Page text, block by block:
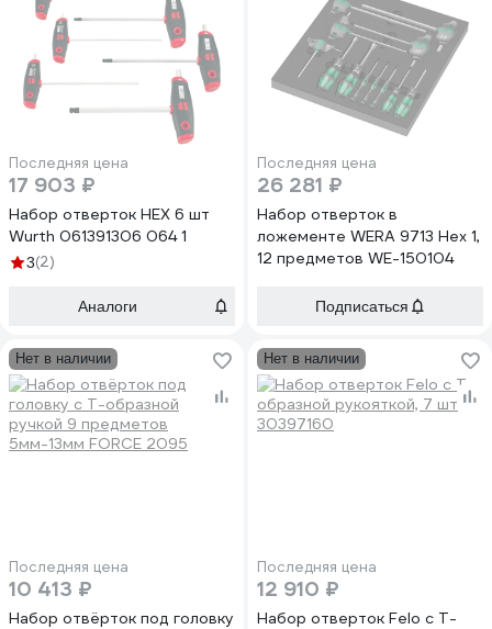
Последняя цена
17 903 ₽
Набор отверток HEX 6 шт
Wurth 061391306 064 1
3(2)
Аналоги
Последняя цена
26 281 ₽
Набор отверток в
ложементе WERA 9713 Hex 1,
12 предметов WE-150104
Подписаться
Нет в наличии
Последняя цена
10 413 ₽
Набор отвёрток под головку
Нет в наличии
Последняя цена
12 910 ₽
Набор отверток Felo с Т-